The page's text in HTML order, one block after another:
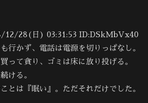
12/28(日) 03:31:53 ID:DSkMbVx40
行かず、電話は電源を切りっぱなし。
って貪り、ゴミは床に放り投げる。
ける。
とは『眠い』。ただそれだけでした。